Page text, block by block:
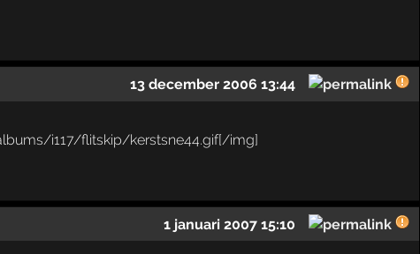
13 december 2006 13:44
1 januari 2007 15:10